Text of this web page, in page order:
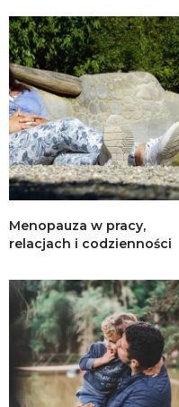
Menopauza w pracy,
relacjach i codzienności